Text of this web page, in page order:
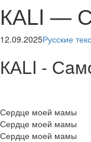
КАLI —
12.09.2025Русские
КАLI -
Сердце моей мамы
Сердце моей мамы
Сердце моей мамы